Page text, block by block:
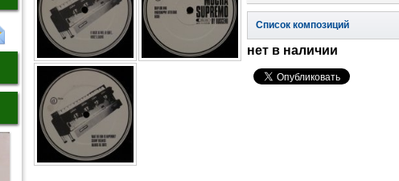
Список композиций
нет в наличии